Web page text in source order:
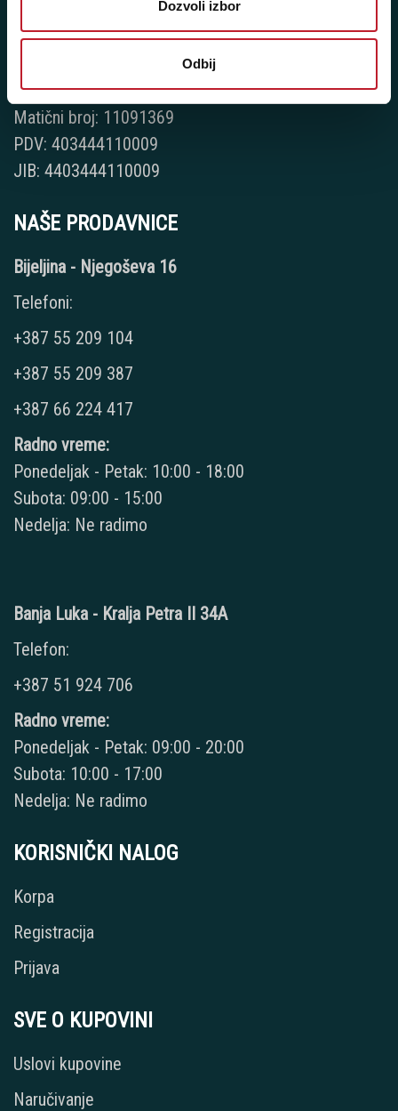
Dozvoli izbor
Odbij
Player 387 doo
Posredovanje u trgovini raznovrsnim proizvodima
Matični broj: 11091369
PDV: 403444110009
JIB: 4403444110009
NAŠE PRODAVNICE
Bijeljina - Njegoševa 16
Telefoni:
+387 55 209 104
+387 55 209 387
+387 66 224 417
Radno vreme:
Ponedeljak - Petak: 10:00 - 18:00
Subota: 09:00 - 15:00
Nedelja: Ne radimo
Banja Luka - Kralja Petra II 34A
Telefon:
+387 51 924 706
Radno vreme:
Ponedeljak - Petak: 09:00 - 20:00
Subota: 10:00 - 17:00
Nedelja: Ne radimo
KORISNIČKI NALOG
Korpa
Registracija
Prijava
SVE O KUPOVINI
Uslovi kupovine
Naručivanje